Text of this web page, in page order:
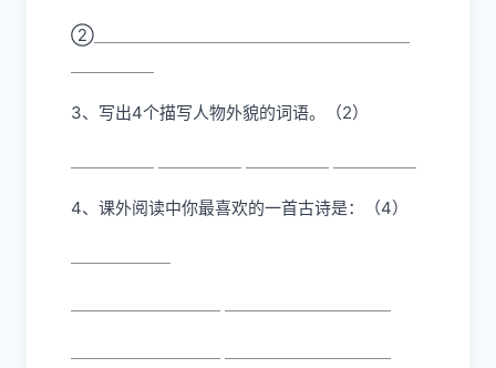
②＿＿＿＿＿＿＿＿＿＿＿＿＿＿＿＿＿＿＿
3、写出4个描写人物外貌的词语。（2）
4、课外阅读中你最喜欢的一首古诗是：（4）